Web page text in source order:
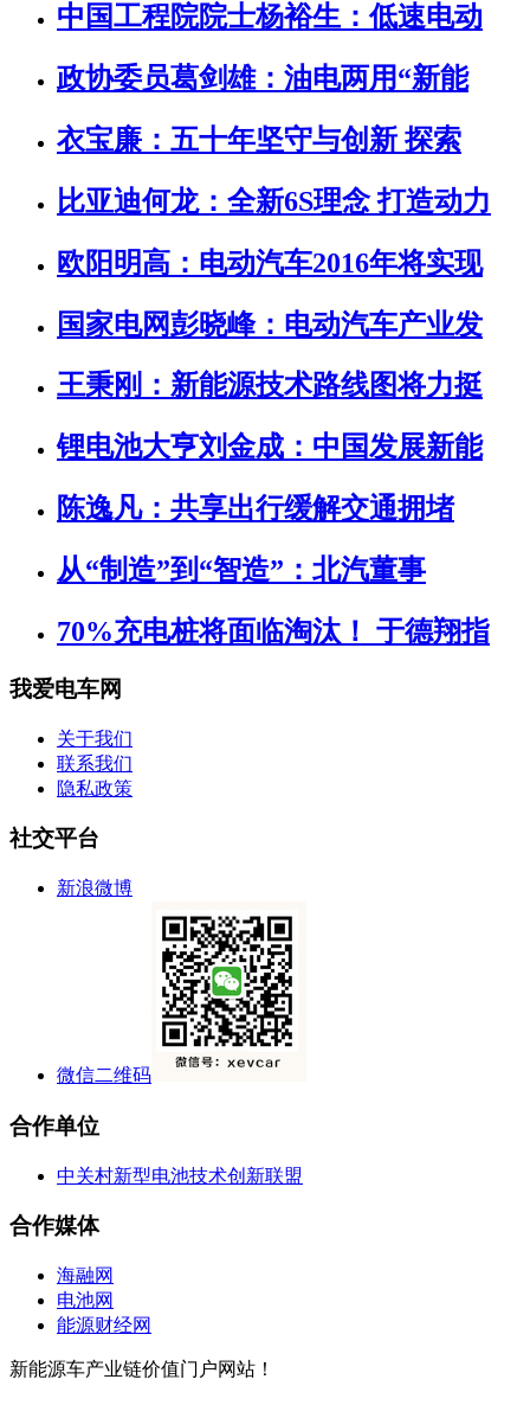
中国工程院院士杨裕生：低速电动
政协委员葛剑雄：油电两用“新能
衣宝廉：五十年坚守与创新 探索
比亚迪何龙：全新6S理念 打造动力
欧阳明高：电动汽车2016年将实现
国家电网彭晓峰：电动汽车产业发
王秉刚：新能源技术路线图将力挺
锂电池大亨刘金成：中国发展新能
陈逸凡：共享出行缓解交通拥堵
从“制造”到“智造”：北汽董事
70%充电桩将面临淘汰！ 于德翔指
我爱电车网
关于我们
联系我们
隐私政策
社交平台
新浪微博
微信二维码
合作单位
中关村新型电池技术创新联盟
合作媒体
海融网
电池网
能源财经网
新能源车产业链价值门户网站！